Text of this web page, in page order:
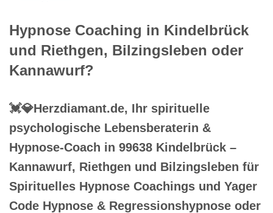
Hypnose Coaching in Kindelbrück
und Riethgen, Bilzingsleben oder
Kannawurf?
💓️💎Herzdiamant.de, Ihr spirituelle
psychologische Lebensberaterin &
Hypnose-Coach in 99638 Kindelbrück –
Kannawurf, Riethgen und Bilzingsleben für
Spirituelles Hypnose Coachings und Yager
Code Hypnose & Regressionshypnose oder